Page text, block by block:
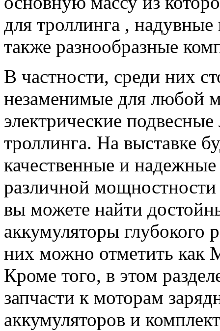
для троллинга ,
также разнообразные
В частности, среди них
незаменимые для любой
электрические
троллинга. На выставке
качественные и
различной
вы можете найти
аккумуляторы
них можно отметить как
Кроме того, в этом
запчасти к моторам
аккумуляторов и